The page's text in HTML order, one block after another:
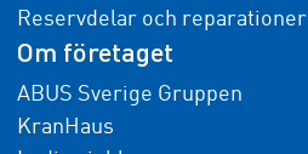
Reservdelar och reparationer
Om företaget
ABUS Sverige Gruppen
KranHaus